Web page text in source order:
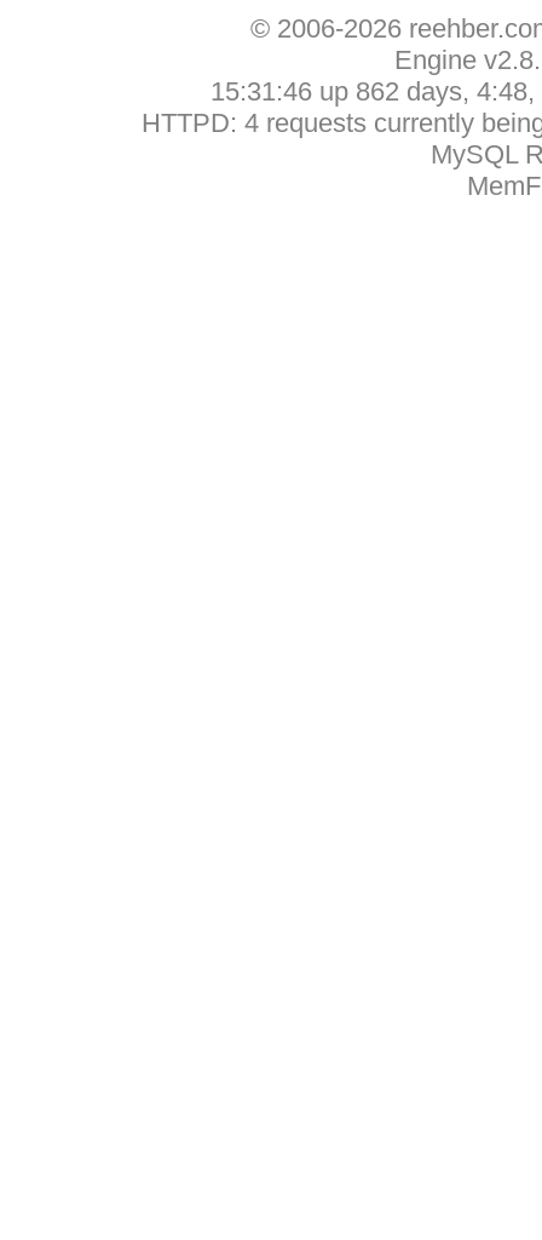
© 2006-2026
Engine
15:31:46 up 862 days,
HTTPD: 4 requests currently
MySQL